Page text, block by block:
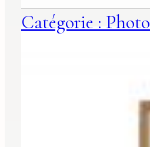
Catégorie : Photo